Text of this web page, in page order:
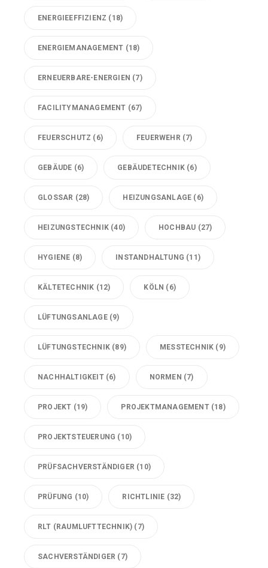
ENERGIEEFFIZIENZ (18)
ENERGIEMANAGEMENT (18)
ERNEUERBARE-ENERGIEN (7)
FACILITYMANAGEMENT (67)
FEUERSCHUTZ (6) FEUERWEHR (7)
GEBÄUDE (6) GEBÄUDETECHNIK (6)
GLOSSAR (28) HEIZUNGSANLAGE (6)
HEIZUNGSTECHNIK (40) HOCHBAU (27)
HYGIENE (8) INSTANDHALTUNG (11)
KÄLTETECHNIK (12) KÖLN (6)
LÜFTUNGSANLAGE(9)
LÜFTUNGSTECHNIK (89) MESSTECHNIK (9)
NACHHALTIGKEIT(6) NORMEN (7)
PROJEKT (19) PROJEKTMANAGEMENT(18)
PROJEKTSTEUERUNG (10)
PRÜFSACHVERSTÄNDIGER (10)
PRÜFUNG (10) RICHTLINIE (32)
RLT (RAUMLUFTTECHNIK) (7)
SACHVERSTÄNDIGER (7)